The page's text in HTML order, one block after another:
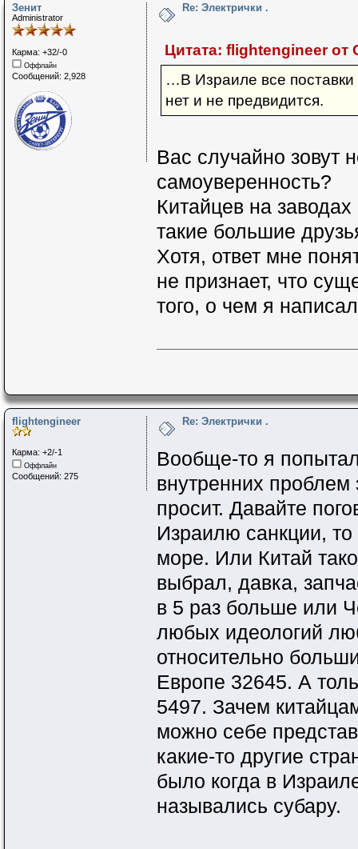
Зенит
Administrator
Карма: +32/-0
Оффлайн
Сообщений: 2,928
Re: Электрички .
Цитата: flightengineer от
…В Израиле все
нет и не предвидится.
Вас случайно зовут
самоуверенность?
Китайцев на
такие большие
Хотя, ответ мне
не признает, что
того, о чем я
flightengineer
Карма: +2/-1
Оффлайн
Сообщений: 275
Re: Электрички .
Вообще-то я
внутренних
просит. Давайте
Израилю санкции,
море. Или Китай
выбрал, давка,
в 5 раз больше или
любых идеологий
относительно
Европе 32645. А
5497. Зачем
можно себе
какие-то другие
было когда в
назывались субару.